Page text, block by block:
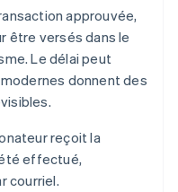
approuvée,
être versés dans le
Le délai peut
donnent des
reçoit la
effectué,
courriel.